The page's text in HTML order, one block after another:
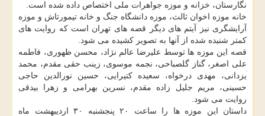
نگارستان، خزانه و موزه جواهرات ملی اختصاص داده شده است.
خانه موزه اخوان ثالث، موزه دانشگاه جنگ و خانه تیمورتاش و موزه
آرایشگری نیز آیتم های دیگر قصه های تهران است که روایت های
کمتر شنیده شده از آنها به تصویر کشیده می شود.
قصه این موزه ها توسط علیرضا عالم نژاد، محسن ظهوری، فاطمه
علی اصغر، گناز گلصباحی، نجمه موسوی، زینب حقی مقدم، محمد
یزدانی، مهدی درخواه، سعیده کتیرایی، حسین نورالدین حاجی
حسینی، مریم جلیل زاده مقدم، نسرین بهرامی و زهرا بیدقی
روایت می شود.
داستان این موزه ها را ساعت ۲۰ پنجشنبه ۳۰ اردیبهشت ماه